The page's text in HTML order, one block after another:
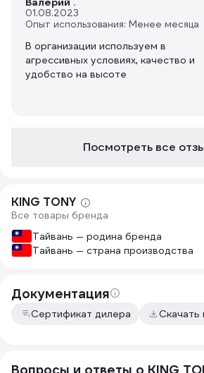
01.08.2023
Опыт использования: Менее месяца
В организации используем в
агрессивных условиях, качество и
удобство на высоте
Посмотреть все
KING TONY
Все товары бренда
Тайвань — родина бренда
Тайвань — страна производства
Документация
Сертификат дилера Скачать